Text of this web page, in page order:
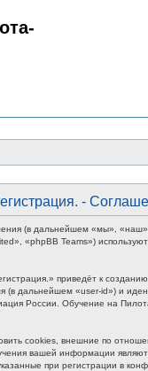
-
(в дальнейшем «мы»,
«phpBB Teams»)
приведёт к
дальнейшем «user-id») и
России. Обучение на
cookies, внешние по
вашей информации
при регистрации в